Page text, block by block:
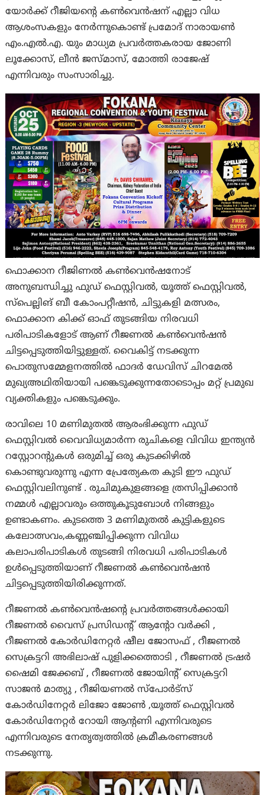
യോർക്ക് റീജിയന്റെ കൺവെൻഷന് എല്ലാ വിധ
ആശംസകളും നേർന്നുകൊണ്ട് പ്രമോദ് നാരായൺ
എം.എൽ.എ. യും മാധ്യമ പ്രവർത്തകരായ ജോണി
ലൂക്കോസ്, ലീൻ ജസ്മാസ്, മോത്തി രാജേഷ്
എന്നിവരും സംസാരിച്ചു.
ഫൊക്കാന റീജിണൽ കൺവെൻഷനോട്
അനുബന്ധിച്ചു ഫുഡ് ഫെസ്റ്റിവൽ, യൂത്ത് ഫെസ്റ്റിവൽ,
സ്പെല്ലിങ് ബീ കോംപറ്റീഷൻ, ചിട്ടുകളി മത്സരം,
ഫൊക്കാന കിക്ക്‌ ഓഫ് തുടങ്ങിയ നിരവധി
പരിപാടികളോട് ആണ് റീജണൽ കൺവെൻഷൻ
ചിട്ടപ്പെടുത്തിയിട്ടുള്ളത്. വൈകിട്ട് നടക്കുന്ന
പൊതുസമ്മേളനത്തിൽ ഫാദർ ഡേവിസ് ചിറമേൽ
മുഖ്യഅഥിതിയായി പങ്കെടുക്കുന്നതോടൊപ്പം മറ്റ് പ്രമുഖ
വ്യക്തികളും പങ്കെടുക്കും.
രാവിലെ 10 മണിമുതൽ ആരംഭിക്കുന്ന ഫുഡ്
ഫെസ്റ്റിവൽ വൈവിധ്യമാർന്ന രുചികളെ വിവിധ ഇന്ത്യൻ
റസ്റ്റോറന്റുകൾ ഒരുമിച്ച് ഒരു കുടക്കിഴിൽ
കൊണ്ടുവരുന്നു എന്ന പ്രേത്യേകത കുടി ഈ ഫുഡ്
ഫെസ്റ്റിവലിനുണ്ട് . രുചിമുകുളങ്ങളെ ത്രസിപ്പിക്കാൻ
നമ്മൾ എല്ലാവരും ഒത്തുകൂടുബോൾ നിങ്ങളും
ഉണ്ടാകണം. കുടത്തെ 3 മണിമുതൽ കുട്ടികളുടെ
കലോത്സവം,കണ്ണഞ്ചിപ്പിക്കുന്ന വിവിധ
കലാപരിപാടികൾ തുടങ്ങി നിരവധി പരിപാടികൾ
ഉൾപ്പെടുത്തിയാണ് റീജണൽ കണ്‍വെന്‍ഷൻ
ചിട്ടപ്പെടുത്തിയിരിക്കുന്നത്.
റീജണൽ കണ്‍വെന്‍ഷന്റെ പ്രവര്‍ത്തങ്ങള്‍ക്കായി
റീജണൽ വൈസ് പ്രസിഡന്റ് ആന്റോ വർക്കി ,
റീജണൽ കോർഡിനേറ്റർ ഷീല ജോസഫ് , റീജണൽ
സെക്രട്ടറി അഭിലാഷ് പുളിക്കത്തൊടി , റീജണൽ ട്രഷർ
ഷൈമി ജേക്കബ് , റീജണൽ ജോയിന്റ് സെക്രട്ടറി
സാജൻ മാത്യു , റീജിയണൽ സ്പോർട്സ്
കോർഡിനേറ്റർ ലിജോ ജോൺ ,യൂത്ത് ഫെസ്റ്റിവൽ
കോർഡിനേറ്റർ റോയി ആന്റണി എന്നിവരുടെ
എന്നിവരുടെ നേതൃത്വത്തില്‍ ക്രമീകരണങ്ങള്‍
നടക്കുന്നു.